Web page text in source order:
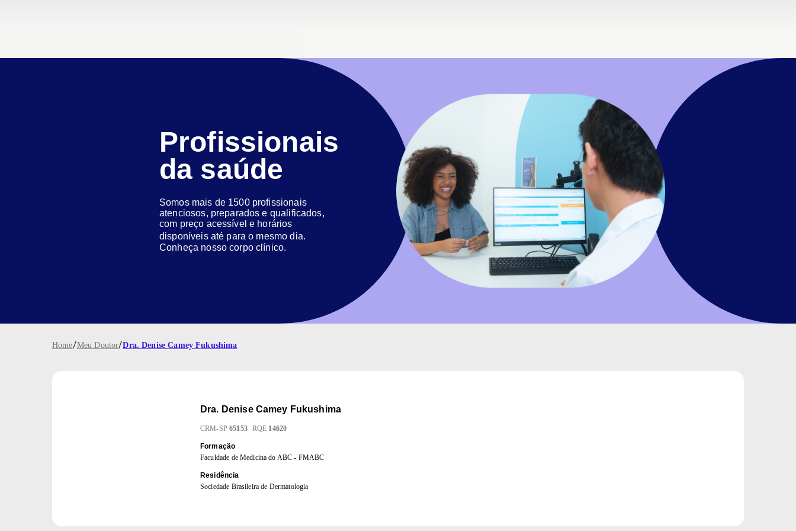
Profissionais
da saúde
Somos mais de 1500 profissionais
atenciosos, preparados e qualificados,
com preço acessível e horários
disponíveis até para o mesmo dia.
Conheça nosso corpo clínico.
Home/Meu Doutor/Dra. Denise Camey Fukushima
Dra. Denise Camey Fukushima
CRM-SP 65153 RQE 14620
Formação
Faculdade de Medicina do ABC - FMABC
Residência
Sociedade Brasileira de Dermatologia